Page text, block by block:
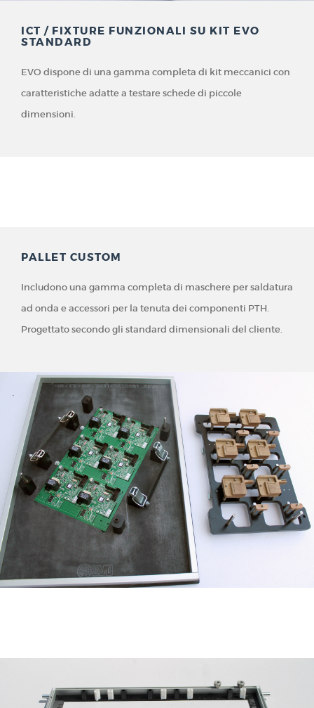
ICT / FIXTURE FUNZIONALI SU KIT EVO
STANDARD
EVO dispone di una gamma completa di kit meccanici con
caratteristiche adatte a testare schede di piccole
dimensioni.
PALLET CUSTOM
Includono una gamma completa di maschere per saldatura
ad onda e accessori per la tenuta dei componenti PTH.
Progettato secondo gli standard dimensionali del cliente.